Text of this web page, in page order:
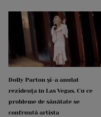
Dolly Parton și-a anulat
rezidența în Las Vegas. Cu ce
probleme de sănătate se
confruntă artista